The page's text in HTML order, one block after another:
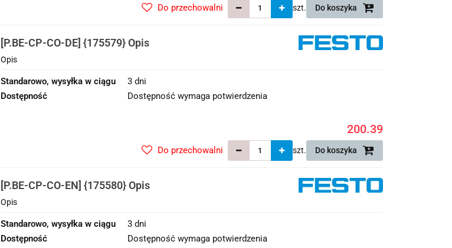
szt. Do koszyka
Do przechowalni
[P.BE-CP-CO-DE] {175579} Opis
Opis
Standarowo, wysyłka w ciągu
3 dni
Dostępność
Dostępność wymaga potwierdzenia
200.39
szt. Do koszyka
Do przechowalni
[P.BE-CP-CO-EN] {175580} Opis
Opis
Standarowo, wysyłka w ciągu
3 dni
Dostępność
Dostępność wymaga potwierdzenia